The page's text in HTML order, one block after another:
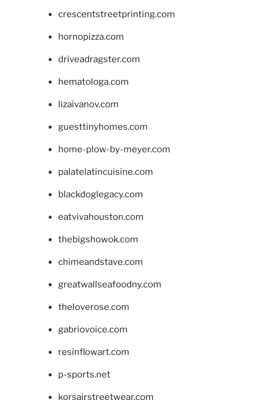
crescentstreetprinting.com
hornopizza.com
driveadragster.com
hematologa.com
lizaivanov.com
guesttinyhomes.com
home-plow-by-meyer.com
palatelatincuisine.com
blackdoglegacy.com
eatvivahouston.com
thebigshowok.com
chimeandstave.com
greatwallseafoodny.com
theloverose.com
gabriovoice.com
resinflowart.com
p-sports.net
korsairstreetwear.com